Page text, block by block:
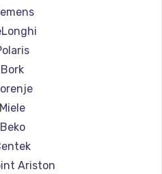
Yamaguchi
Nivona
Astoria
JVC
Ariston
Grundig
MOZZAFIATO
Vivitek
Thomson
Bork
Miele
Beko
Ariston